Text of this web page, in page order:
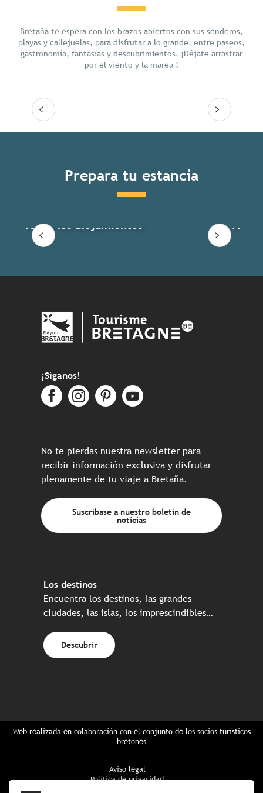
Bretaña te espera con los brazos abiertos con sus senderos,
playas y callejuelas, para disfrutar a lo grande, entre paseos,
gastronomía, fantasías y descubrimientos. ¡Déjate arrastrar
por el viento y la marea !
Prepara tu estancia
Todos los alojamientos
¡Síganos!
No te pierdas nuestra newsletter para
recibir información exclusiva y disfrutar
plenamente de tu viaje a Bretaña.
Suscríbase a nuestro boletín de
noticias
Los destinos
Encuentra los destinos, las grandes
ciudades, las islas, los imprescindibles…
Descubrir
Web realizada en colaboración con el conjunto de los socios turísticos
bretones
Aviso legal
Política de privacidad